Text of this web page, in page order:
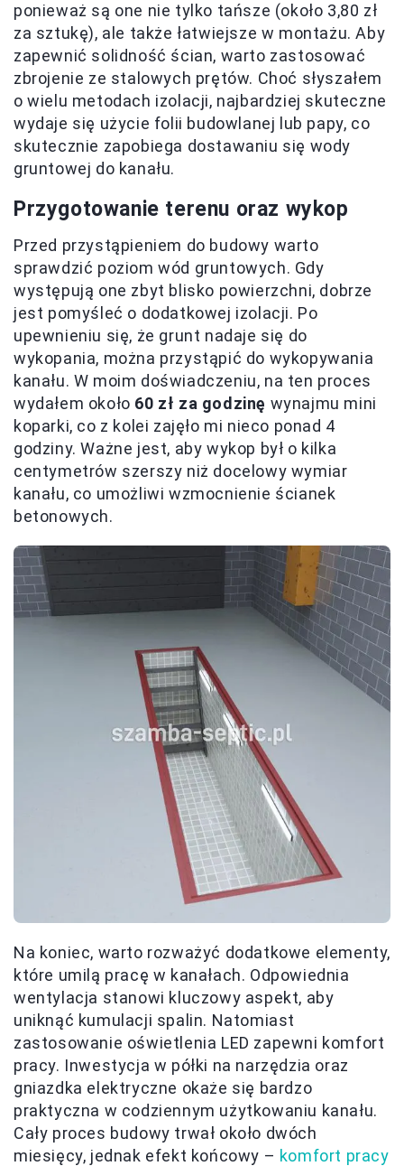
ponieważ są one nie tylko tańsze (około 3,80 zł
za sztukę), ale także łatwiejsze w montażu. Aby
zapewnić solidność ścian, warto zastosować
zbrojenie ze stalowych prętów. Choć słyszałem
o wielu metodach izolacji, najbardziej skuteczne
wydaje się użycie folii budowlanej lub papy, co
skutecznie zapobiega dostawaniu się wody
gruntowej do kanału.
Przygotowanie terenu oraz wykop
Przed przystąpieniem do budowy warto
sprawdzić poziom wód gruntowych. Gdy
występują one zbyt blisko powierzchni, dobrze
jest pomyśleć o dodatkowej izolacji. Po
upewnieniu się, że grunt nadaje się do
wykopania, można przystąpić do wykopywania
kanału. W moim doświadczeniu, na ten proces
wydałem około 60 zł za godzinę wynajmu mini
koparki, co z kolei zajęło mi nieco ponad 4
godziny. Ważne jest, aby wykop był o kilka
centymetrów szerszy niż docelowy wymiar
kanału, co umożliwi wzmocnienie ścianek
betonowych.
Na koniec, warto rozważyć dodatkowe elementy,
które umilą pracę w kanałach. Odpowiednia
wentylacja stanowi kluczowy aspekt, aby
uniknąć kumulacji spalin. Natomiast
zastosowanie oświetlenia LED zapewni komfort
pracy. Inwestycja w półki na narzędzia oraz
gniazdka elektryczne okaże się bardzo
praktyczna w codziennym użytkowaniu kanału.
Cały proces budowy trwał około dwóch
miesięcy, jednak efekt końcowy – komfort pracy